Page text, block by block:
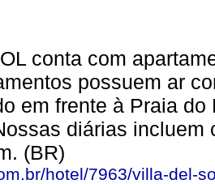
conta com
possuem ar
em frente à Praia
diárias
(BR)
hotel/7963/villa-del-